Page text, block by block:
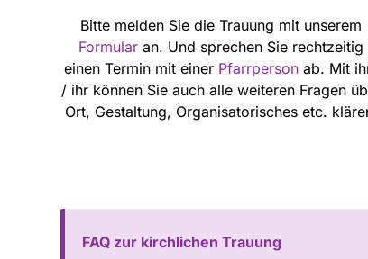
Bitte melden Sie die Trauung mit unserem
Formularan. Und sprechen Sie rechtzeitig
einen Termin mit einer Pfarrpersonab. Mit
/ ihr können Sie auch alle weiteren Fragen
Ort, Gestaltung, Organisatorisches etc.
FAQ zur kirchlichen Trauung